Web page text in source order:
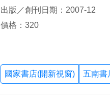
出版／創刊日期：2007-12
價格：320
國家書店(開新視窗) 五南書